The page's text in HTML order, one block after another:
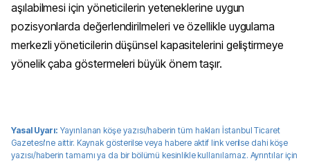
aşılabilmesi için yöneticilerin yeteneklerine uygun
pozisyonlarda değerlendirilmeleri ve özellikle uygulama
merkezli yöneticilerin düşünsel kapasitelerini geliştirmeye
yönelik çaba göstermeleri büyük önem taşır.
Yasal Uyarı: Yayınlanan köşe yazısı/haberin tüm haklarıİstanbul Ticaret
Gazetesi'ne aittir. Kaynak gösterilse veya habere aktif link verilse dahi köşe
yazısı/haberin tamamı ya da bir bölümü kesinlikle kullanılamaz. Ayrıntılar için